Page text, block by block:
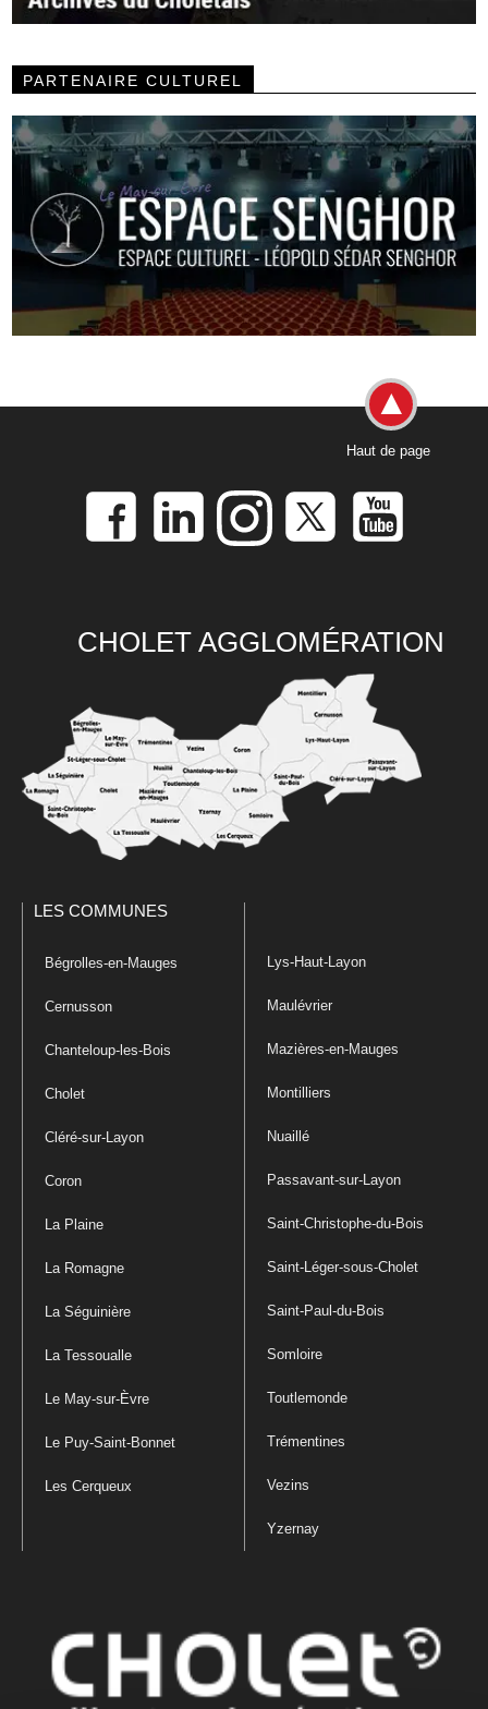
PARTENAIRE CULTUREL
Haut de page
CHOLET AGGLOMÉRATION
LES COMMUNES
Bégrolles-en-Mauges
Cernusson
Chanteloup-les-Bois
Cholet
Cléré-sur-Layon
Coron
La Plaine
La Romagne
La Séguinière
La Tessoualle
Le May-sur-Èvre
Le Puy-Saint-Bonnet
Les Cerqueux
Lys-Haut-Layon
Maulévrier
Mazières-en-Mauges
Montilliers
Nuaillé
Passavant-sur-Layon
Saint-Christophe-du-Bois
Saint-Léger-sous-Cholet
Saint-Paul-du-Bois
Somloire
Toutlemonde
Trémentines
Vezins
Yzernay